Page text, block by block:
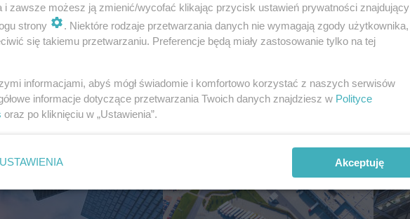
i zawsze możesz ją zmienić/wycofać klikając przycisk ustawień prywatności znajdujący
strony
. Niektóre rodzaje przetwarzania danych nie wymagają zgody użytkownika,
się takiemu przetwarzaniu. Preferencje będą miały zastosowanie tylko na tej
informacjami, abyś mógł świadomie i komfortowo korzystać z naszych serwisów
informacje dotyczące przetwarzania Twoich danych znajdziesz w Polityce
oraz po kliknięciu w „Ustawienia”.
USTAWIENIA Akceptuję